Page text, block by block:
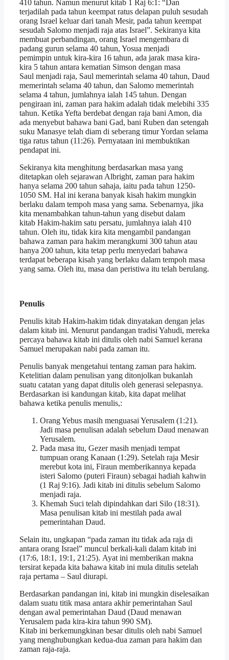
410 tahun. Namun menurut kitab 1 Raj 6:1: “Dan
terjadilah pada tahun keempat ratus delapan puluh sesudah
orang Israel keluar dari tanah Mesir, pada tahun keempat
sesudah Salomo menjadi raja atas Israel”. Sekiranya kita
membuat perbandingan, orang Israel mengembara di
padang gurun selama 40 tahun, Yosua menjadi
pemimpin untuk kira-kira 16 tahun, ada jarak masa kira-
kira 5 tahun antara kematian Simson dengan masa
Saul menjadi raja, Saul memerintah selama 40 tahun, Daud
memerintah selama 40 tahun, dan Salomo memerintah
selama 4 tahun, jumlahnya ialah 145 tahun. Dengan
pengiraan ini, zaman para hakim adalah tidak melebihi 335
tahun. Ketika Yefta berdebat dengan raja bani Amon, dia
ada menyebut bahawa bani Gad, bani Ruben dan setengah
suku Manasye telah diam di seberang timur Yordan selama
tiga ratus tahun (11:26). Pernyataan ini membuktikan
pendapat ini.
Sekiranya kita menghitung berdasarkan masa yang
ditetapkan oleh sejarawan Albright, zaman para hakim
hanya selama 200 tahun sahaja, iaitu pada tahun 1250-
1050 SM. Hal ini kerana banyak kisah hakim mungkin
berlaku dalam tempoh masa yang sama. Sebenarnya, jika
kita menambahkan tahun-tahun yang disebut dalam
kitab Hakim-hakim satu persatu, jumlahnya ialah 410
tahun. Oleh itu, tidak kira kita mengambil pandangan
bahawa zaman para hakim merangkumi 300 tahun atau
hanya 200 tahun, kita tetap perlu menyedari bahawa
terdapat beberapa kisah yang berlaku dalam tempoh masa
yang sama. Oleh itu, masa dan peristiwa itu telah berulang.
Penulis
Penulis kitab Hakim-hakim tidak dinyatakan dengan jelas
dalam kitab ini. Menurut pandangan tradisi Yahudi, mereka
percaya bahawa kitab ini ditulis oleh nabi Samuel kerana
Samuel merupakan nabi pada zaman itu.
Penulis banyak mengetahui tentang zaman para hakim.
Ketelitian dalam penulisan yang ditonjolkan bukanlah
suatu catatan yang dapat ditulis oleh generasi selepasnya.
Berdasarkan isi kandungan kitab, kita dapat melihat
bahawa ketika penulis menulis,:
Orang Yebus masih menguasai Yerusalem (1:21).
Jadi masa penulisan adalah sebelum Daud menawan
Yerusalem.
Pada masa itu, Gezer masih menjadi tempat
tumpuan orang Kanaan (1:29). Setelah raja Mesir
merebut kota ini, Firaun memberikannya kepada
isteri Salomo (puteri Firaun) sebagai hadiah kahwin
(1 Raj 9:16). Jadi kitab ini ditulis sebelum Salomo
menjadi raja.
Khemah Suci telah dipindahkan dari Silo (18:31).
Masa penulisan kitab ini mestilah pada awal
pemerintahan Daud.
Selain itu, ungkapan “pada zaman itu tidak ada raja di
antara orang Israel” muncul berkali-kali dalam kitab ini
(17:6, 18:1, 19:1, 21:25). Ayat ini memberikan makna
tersirat kepada kita bahawa kitab ini mula ditulis setelah
raja pertama – Saul diurapi.
Berdasarkan pandangan ini, kitab ini mungkin diselesaikan
dalam suatu titik masa antara akhir pemerintahan Saul
dengan awal pemerintahan Daud (Daud menawan
Yerusalem pada kira-kira tahun 990 SM).
Kitab ini berkemungkinan besar ditulis oleh nabi Samuel
yang menghubungkan kedua-dua zaman para hakim dan
zaman raja-raja.